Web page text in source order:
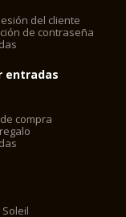
del cliente
de contraseña
entradas
compra